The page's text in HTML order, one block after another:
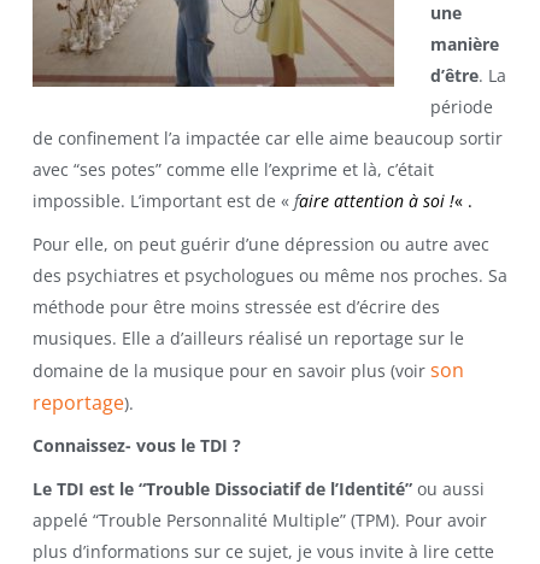
une
manière
d’être. La
période
de confinement l’a impactée car elle aime beaucoup sortir
avec “ses potes” comme elle l’exprime et là, c’était
impossible. L’important est de « faire attention à soi !« .
Pour elle, on peut guérir d’une dépression ou autre avec
des psychiatres et psychologues ou même nos proches. Sa
méthode pour être moins stressée est d’écrire des
musiques. Elle a d’ailleurs réalisé un reportage sur le
domaine de la musique pour en savoir plus (voir son
reportage).
Connaissez- vous le TDI ?
Le TDI est le “Trouble Dissociatif de l’Identité”ou aussi
appelé “Trouble Personnalité Multiple” (TPM). Pour avoir
plus d’informations sur ce sujet, je vous invite à lire cette